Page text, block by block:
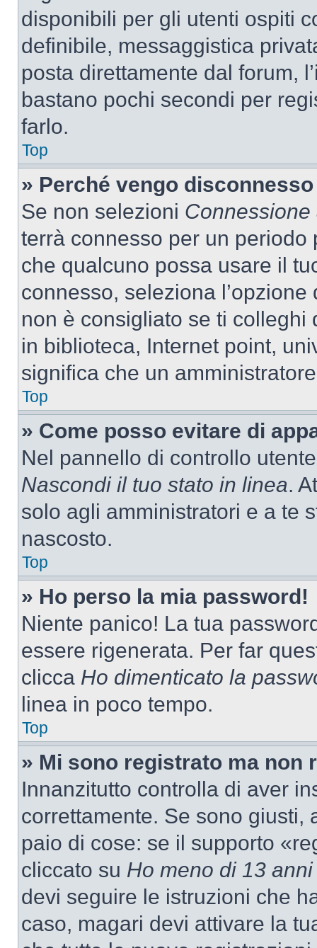
disponibili per gli utenti ospiti
definibile, messaggistica
posta direttamente dal forum,
bastano pochi secondi per
farlo.
Top
» Perché vengo
Se non selezioni
terrà connesso per un
che qualcuno possa usare il
connesso, seleziona
non è consigliato se ti
in biblioteca, Internet point,
significa che un
Top
» Come posso evitare di
Nel pannello di controllo
Nascondi il tuo stato in linea.
solo agli amministratori e a te
nascosto.
Top
» Ho perso la mia password!
Niente panico! La tua
essere rigenerata. Per far
clicca Ho dimenticato la
linea in poco tempo.
Top
» Mi sono registrato ma non
Innanzitutto controlla di aver
correttamente. Se sono giusti,
paio di cose: se il supporto
cliccato su Ho meno di 13 anni
devi seguire le istruzioni che
caso, magari devi attivare la